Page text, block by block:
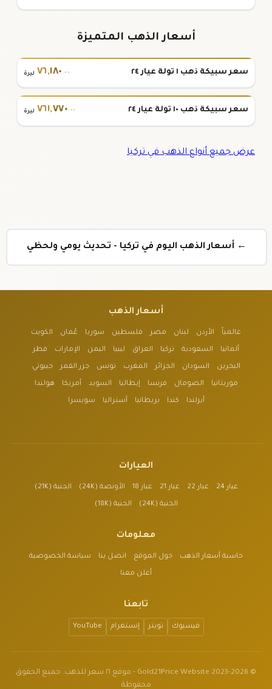
أسعار الذهب المتميزة
سعر سبيكة ذهب ١ تولة عيار ٢٤ ٧٦,١٨٠ .٠٠ ليرة
سعر سبيكة ذهب ١٠ تولة عيار ٢٤ ٧٦١,٧٧٠.٠٠ ليرة
عرض جميع أنواع الذهب في تركيا
← أسعار الذهب اليوم في تركيا - تحديث يومي ولحظي
أسعار الذهب
عالمياً الأردن لبنان مصر فلسطين سوريا عُمان الكويت
ألمانيا السعودية تركيا العراق ليبيا اليمن الإمارات قطر
البحرين السودان الجزائر المغرب تونس جزر القمر جيبوتي
موريتانيا الصومال فرنسا إيطاليا السويد أمريكا هولندا
أيرلندا كندا بريطانيا أستراليا سويسرا
العيارات
عيار 24 عيار 22 عيار 21 عيار 18 الأونصة (24K) الجنية (21K)
الجنية (24K) الجنية (18K)
معلومات
حاسبة أسعار الذهب حول الموقع اتصل بنا سياسة الخصوصية
أعلن معنا
تابعنا
فيسبوك تويتر إنستغرام YouTube
© 2023-2026 Gold21Price Website - موقع ٢١ سعر للذهب. جميع الحقوق
محفوظة